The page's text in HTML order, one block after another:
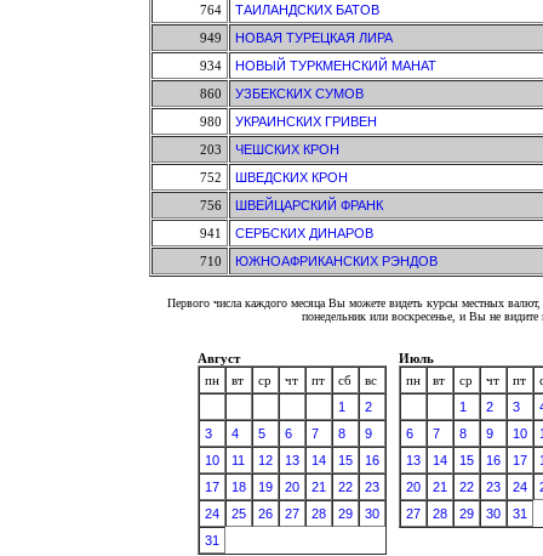
764
ТАИЛАНДСКИХ БАТОВ
949
НОВАЯ ТУРЕЦКАЯ ЛИРА
934
НОВЫЙ ТУРКМЕНСКИЙ МАНАТ
860
УЗБЕКСКИХ СУМОВ
980
УКРАИНСКИХ ГРИВЕН
203
ЧЕШСКИХ КРОН
752
ШВЕДСКИХ КРОН
756
ШВЕЙЦАРСКИЙ ФРАНК
941
СЕРБСКИХ ДИНАРОВ
710
ЮЖНОАФРИКАНСКИХ РЭНДОВ
Первого числа каждого месяца Вы можете видеть курсы местных
понедельник или воскресенье, и Вы не
Август
пн
вт ср чт пт сб
вс
1
2
3
4 5 6 7 8
9
10
11 12 13 14 15
16
17
18 19 20 21 22
23
24
25 26 27 28 29
30
31
Июль
пн
вт ср чт пт
1
2 3
6
7 8 9 10
13
14 15 16 17
20
21 22 23 24
27
28 29 30 31